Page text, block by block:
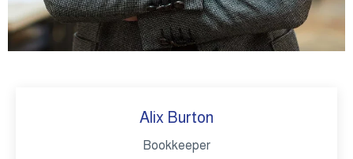
Alix Burton
Bookkeeper